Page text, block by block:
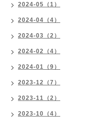
2024-05（1）
2024-04（4）
2024-03（2）
2024-02（4）
2024-01（9）
2023-12（7）
2023-11（2）
2023-10（4）